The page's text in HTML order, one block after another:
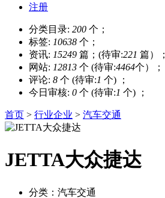
注册
分类目录: 200 个；
标签: 10638 个；
资讯: 15249 篇；(待审:221 篇）；
网站: 12813 个 (待审:4464个）；
评论: 8 个 (待审:1 个) ；
今日审核: 0 个 (待审:1 个) ；
首页 > 行业企业 > 汽车交通
JETTA大众捷达
分类：汽车交通